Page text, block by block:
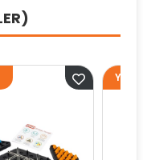
Yeni Ürün